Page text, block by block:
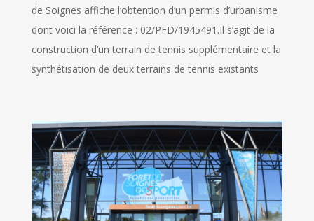
de Soignes affiche l’obtention d’un permis d’urbanisme
dont voici la référence : 02/PFD/1945491.Il s’agit de la
construction d’un terrain de tennis supplémentaire et la
synthétisation de deux terrains de tennis existants